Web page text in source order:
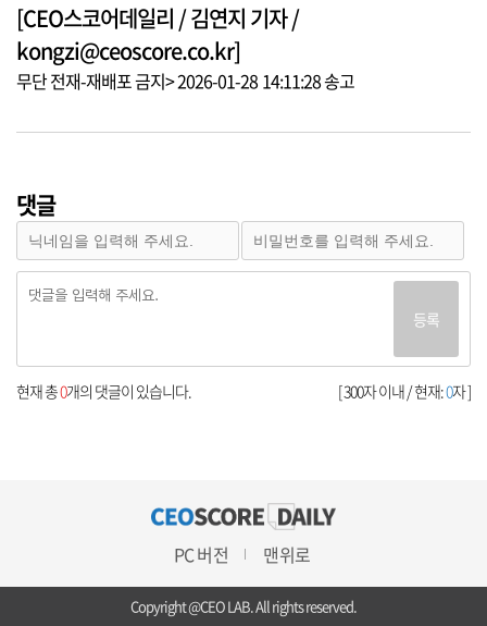
[CEO스코어데일리 / 김연지 기자 /
kongzi@ceoscore.co.kr]
무단 전재-재배포 금지> 2026-01-28 14:11:28 송고
댓글
등록
[ 300자 이내 / 현재:0자 ]
현재 총0개의 댓글이 있습니다.
PC 버전 맨위로
Copyright @CEO LAB. All rights reserved.